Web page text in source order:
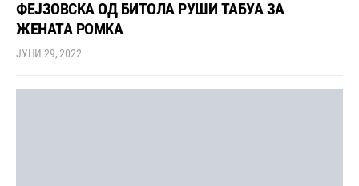
ФЕЈЗОВСКА ОД БИТОЛА РУШИ ТАБУА ЗА
ЖЕНАТА РОМКА
ЈУНИ 29, 2022